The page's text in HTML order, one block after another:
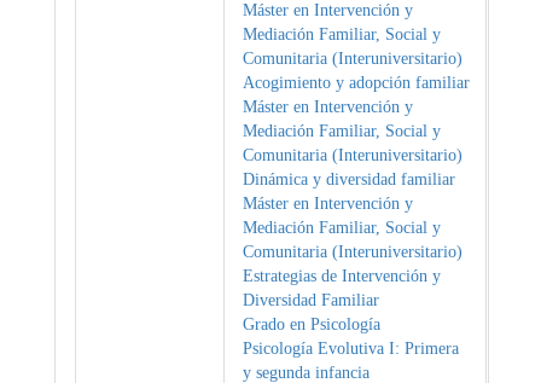
Máster en Intervención y
Mediación Familiar, Social y
Comunitaria (Interuniversitario)
Acogimiento y adopción familiar
Máster en Intervención y
Mediación Familiar, Social y
Comunitaria (Interuniversitario)
Dinámica y diversidad familiar
Máster en Intervención y
Mediación Familiar, Social y
Comunitaria (Interuniversitario)
Estrategias de Intervención y
Diversidad Familiar
Grado en Psicología
Psicología Evolutiva I: Primera
y segunda infancia